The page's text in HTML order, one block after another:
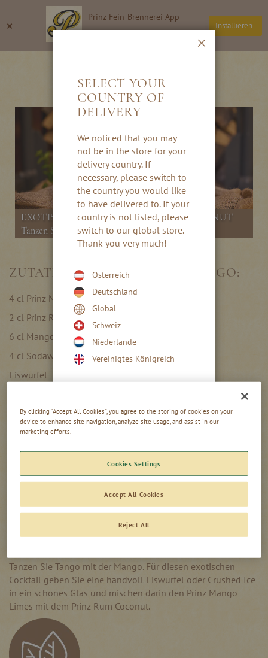
× Prinz Fein-Brennerei App
Installieren
Inhalt
Suche
MANGO TANGO
EXOTISCHER COCKTAIL MIT RUM COCONUT
Tanzen Sie Tango mit der Mango
ZUTATEN FÜR DEN MANGO TANGO:
4 cl Prinz Mango Limes
2 cl Prinz Rum Coconut
6 cl Mangosaft
4 cl Sodawasser
Eiswürfel
Tanzen Sie Tango mit der Mango. Für diesen exotischen
Cocktail geben Sie eine handvoll Eiswürfel oder Crushed Ice
in ein schönes Glas und mischen darin den Prinz Mango
Limes mit dem Prinz Rum Coconut.
By clicking “Accept All Cookies”, you agree to the storing of cookies on your
device to enhance site navigation, analyze site usage, and assist in our
marketing efforts.
Cookies Settings
Reject All
Accept All Cookies
SELECT YOUR
COUNTRY OF
DELIVERY
We noticed that you may
not be in the store for your
delivery country. If
necessary, please switch to
the country you would like
to have delivered to. If your
country is not listed, please
switch to our global store.
Thank you very much!
Österreich
Deutschland
Global
Schweiz
Niederlande
Vereinigtes Königreich